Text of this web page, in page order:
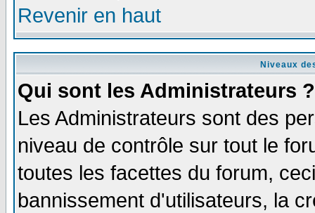
Revenir en haut
Niveaux
Qui sont les Administrateurs ?
Les Administrateurs sont des
niveau de contrôle sur tout le
toutes les facettes du forum,
bannissement d'utilisateurs, la